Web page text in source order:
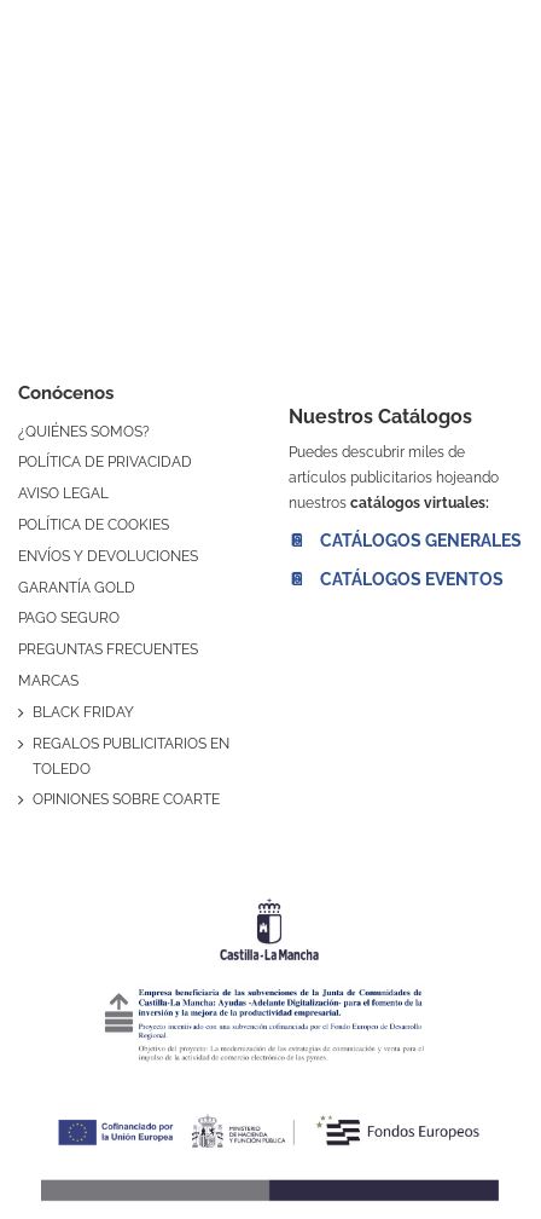
Conócenos
¿QUIÉNES SOMOS?
POLÍTICA DE PRIVACIDAD
AVISO LEGAL
POLÍTICA DE COOKIES
ENVÍOS Y DEVOLUCIONES
GARANTÍA GOLD
PAGO SEGURO
PREGUNTAS FRECUENTES
MARCAS
BLACK FRIDAY
REGALOS PUBLICITARIOS EN
TOLEDO
OPINIONES SOBRE COARTE
Nuestros Catálogos
Puedes descubrir miles de
artículos publicitarios hojeando
nuestros catálogos virtuales:
📔 CATÁLOGOS GENERALES
📔 CATÁLOGOS EVENTOS